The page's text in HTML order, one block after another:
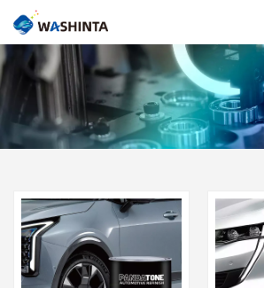
Mix Color Online
English
Français
Русский
Español